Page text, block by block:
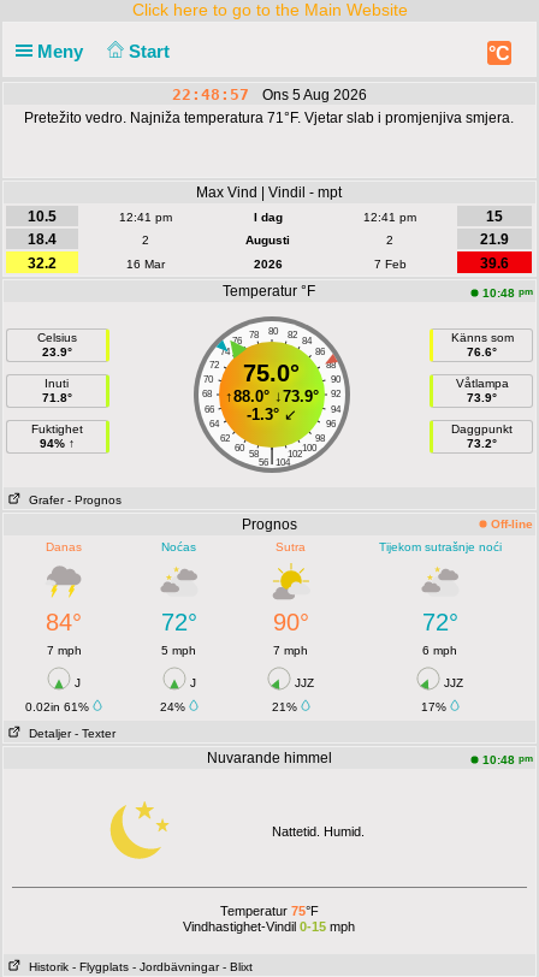
Click here to go to the Main Website
Meny Start °C
22:48:57
Ons 5 Aug 2026
Pretežito vedro. Najniža temperatura 71°F. Vjetar slab i promjenjiva smjera.
Max Vind | Vindil - mpt
10.5
12:41 pm I dag 12:41 pm
15
18.4
2 Augusti 2
21.9
32.2
16 Mar 2026 7 Feb
39.6
Temperatur °F
10:48 pm
Celsius
23.9°
Inuti
71.8°
Fuktighet
94% ↑
80
78 82
76
84
74
86
72
88
70
90
68
92
66
94
64
96
62
98
60
100
58 102
|
56 104
75.0°
↑88.0°↓73.9°
-1.3°↙
Känns som
76.6°
Våtlampa
73.9°
Daggpunkt
73.2°
Grafer - Prognos
Prognos
Off-line
Danas
Noćas Sutra Tijekom sutrašnje noći
84° 72° 90° 72°
7 mph 5 mph 7 mph 6 mph
J J JJZ
JJZ
0.02in 61%
24% 21%
17%
Detaljer - Texter
Nuvarande himmel 10:48 pm
Nattetid. Humid.
Temperatur 75°F
Vindhastighet-Vindil 0-15 mph
Historik - Flygplats - Jordbävningar - Blixt